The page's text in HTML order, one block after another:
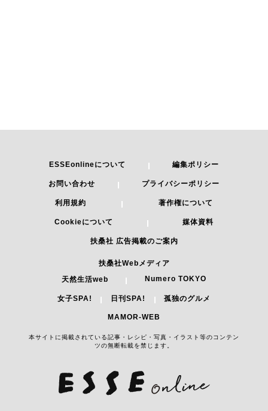
ESSEonlineについて 編集ポリシー
お問い合わせ プライバシーポリシー
利用規約 著作権について
Cookieについて 媒体資料
扶桑社 広告掲載のご案内
扶桑社Webメディア
天然生活web
Numero TOKYO
女子SPA! 日刊SPA! 孤独のグルメ
MAMOR-WEB
本サイトに掲載されている記事・レシピ・写真・イラスト等のコンテン
ツの無断転載を禁じます。